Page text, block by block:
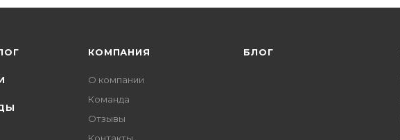
КОМПАНИЯ
О компании
Команда
Отзывы
БЛОГ